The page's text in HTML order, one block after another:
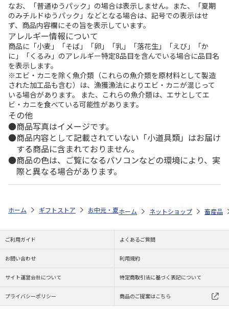
なお、「普通ゆうパック」の場合は表示しません。また、「夏期
のみチルドゆうパック」などとなる場合は、記号での表示はせ
ず、商品内容欄にその旨を表示しています。
アレルギー情報について
商品に「小麦」「そば」「卵」「乳」「落花生」「えび」「か
に」「くるみ」のアレルギー特定8品目を含んでいる場合に品目名
を表示します。
※エビ・カニを除く魚介類（これらの魚介類を原材料として製造
された加工品も含む）は、漁獲漁法によりエビ・カニが混じって
いる場合があります。 また、これらの魚介類は、エサとしてエ
ビ・カニを食べている可能性があります。
その他
商品写真はイメージです。
商品内容として記載されていない「小道具類」はお届け
する商品に含まれておりません。
商品の色は、ご覧になるパソコンなどの環境により、実
際と異なる場合があります。
ホーム ギフトストア お中元・夏ギフト特集 2026 ゆうゆうギフト
ホーム ネットショップ 畜産品
ご利用ガイド よくあるご質問
お問い合わせ 利用規約
サイト運営会社について 特定商取引法に基づく表記について
プライバシーポリシー 商品のご提案はこちら